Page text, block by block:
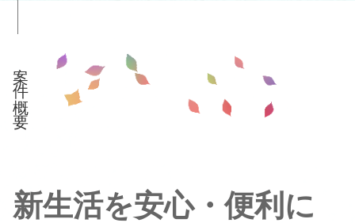
案件概要
新生活を安心・便利に